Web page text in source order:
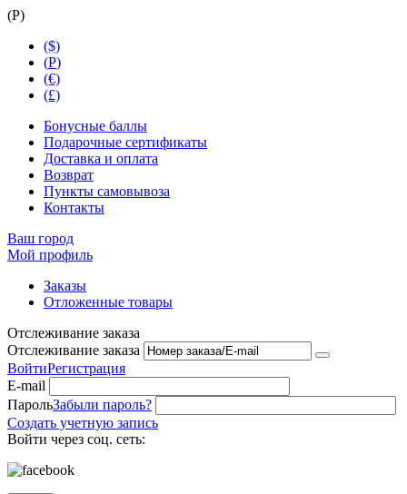
(Р)
($)
(Р)
(€)
(£)
Бонусные баллы
Подарочные сертификаты
Доставка и оплата
Возврат
Пункты самовывоза
Контакты
Ваш город
Мой профиль
Заказы
Отложенные товары
Отслеживание заказа
Отслеживание заказа
ВойтиРегистрация
E-mail
ПарольЗабыли пароль?
Создать учетную запись
Войти через соц. сеть: